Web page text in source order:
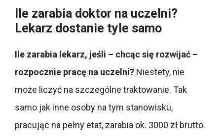
Ile zarabia doktor na uczelni?
Lekarz dostanie tyle samo
Ile zarabia lekarz, jeśli – chcąc się rozwijać –
rozpocznie pracę na uczelni? Niestety, nie
może liczyć na szczególne traktowanie. Tak
samo jak inne osoby na tym stanowisku,
pracując na pełny etat, zarabia ok. 3000 zł brutto.